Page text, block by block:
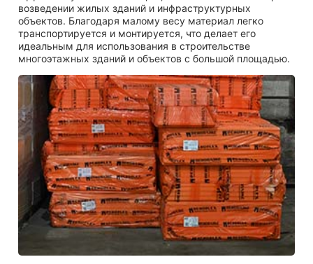
возведении жилых зданий и инфраструктурных
объектов. Благодаря малому весу материал легко
транспортируется и монтируется, что делает его
идеальным для использования в строительстве
многоэтажных зданий и объектов с большой площадью.